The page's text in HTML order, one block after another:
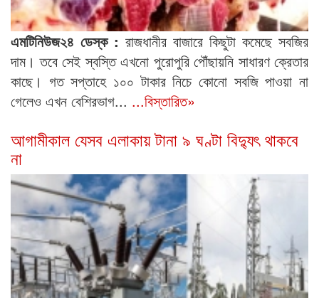
এমটিনিউজ২৪ ডেস্ক : রাজধানীর বাজারে কিছুটা কমেছে সবজির
দাম। তবে সেই স্বস্তি এখনো পুরোপুরি পৌঁছায়নি সাধারণ ক্রেতার
কাছে। গত সপ্তাহে ১০০ টাকার নিচে কোনো সবজি পাওয়া না
গেলেও এখন বেশিরভাগ... ...বিস্তারিত»
আগামীকাল যেসব এলাকায় টানা ৯ ঘণ্টা বিদ্যুৎ থাকবে
না